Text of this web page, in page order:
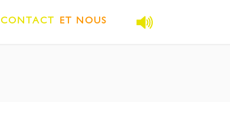
CONTACT ET NOUS